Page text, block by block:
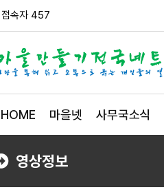
접속자 457
HOME 마을넷 사무국소식
영상정보